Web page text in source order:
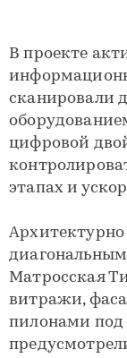
В проекте
сканировали
цифровой
этапах и
Архитектурно
Матросская
витражи,
пилонами под